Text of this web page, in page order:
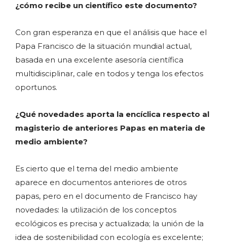
¿cómo recibe un científico este documento?
Con gran esperanza en que el análisis que hace el
Papa Francisco de la situación mundial actual,
basada en una excelente asesoría científica
multidisciplinar, cale en todos y tenga los efectos
oportunos.
¿Qué novedades aporta la encíclica respecto al
magisterio de anteriores Papas en materia de
medio ambiente?
Es cierto que el tema del medio ambiente
aparece en documentos anteriores de otros
papas, pero en el documento de Francisco hay
novedades: la utilización de los conceptos
ecológicos es precisa y actualizada; la unión de la
idea de sostenibilidad con ecología es excelente;